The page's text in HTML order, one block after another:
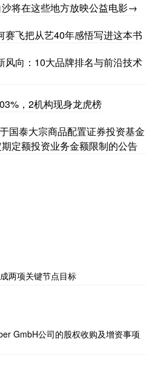
沙将在这些地方放映公益电影→
赛飞把从艺40年感悟写进这本书
风向：10大品牌排名与前沿技术
，2机构现身龙虎榜
国泰大宗商品配置证券投资基金
期定额投资业务金额限制的公告
两项关键节点目标
GmbH公司的股权收购及增资事项